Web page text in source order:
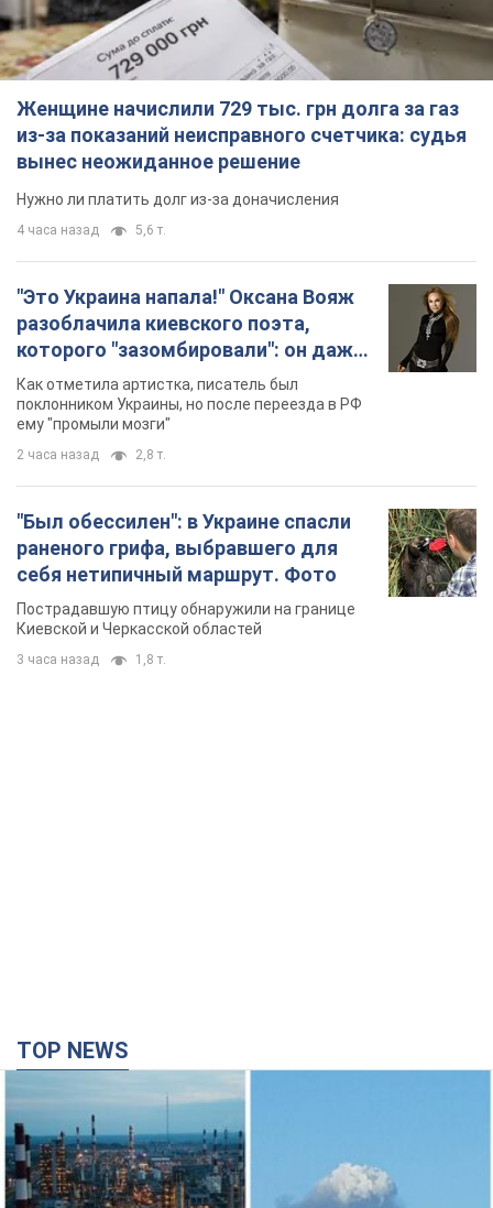
Женщине начислили 729 тыс. грн долга за газ
из-за показаний неисправного счетчика: судья
вынес неожиданное решение
Нужно ли платить долг из-за доначисления
4 часа назад 5,6 т.
"Это Украина напала!" Оксана Вояж
разоблачила киевского поэта,
которого "зазомбировали": он даже
русского не знал, а теперь хочет
геноцида украинцев
Как отметила артистка, писатель был
поклонником Украины, но после переезда в РФ
ему "промыли мозги"
2 часа назад 2,8 т.
"Был обессилен": в Украине спасли
раненого грифа, выбравшего для
себя нетипичный маршрут. Фото
Пострадавшую птицу обнаружили на границе
Киевской и Черкасской областей
3 часа назад 1,8 т.
TOP NEWS